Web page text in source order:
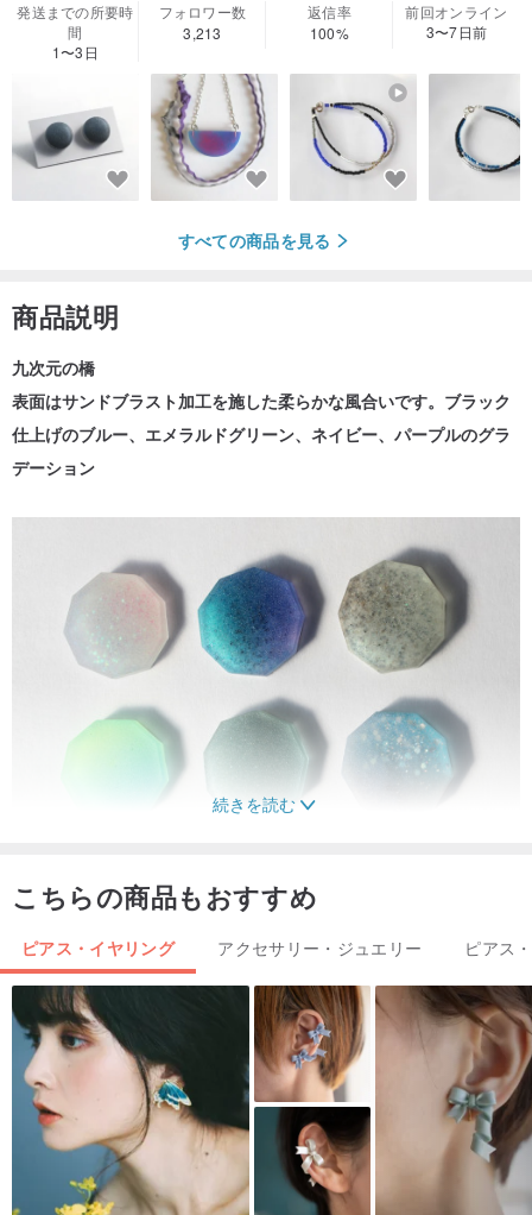
発送までの所要時
間
1〜3日
フォロワー数
3,213
返信率
100%
前回オンライン
3〜7日前
すべての商品を見る
商品説明
九次元の橋
表面はサンドブラスト加工を施した柔らかな風合いです。ブラック
仕上げのブルー、エメラルドグリーン、ネイビー、パープルのグラ
デーション
続きを読む
こちらの商品もおすすめ
ピアス・イヤリング アクセサリー・ジュエリー ピアス